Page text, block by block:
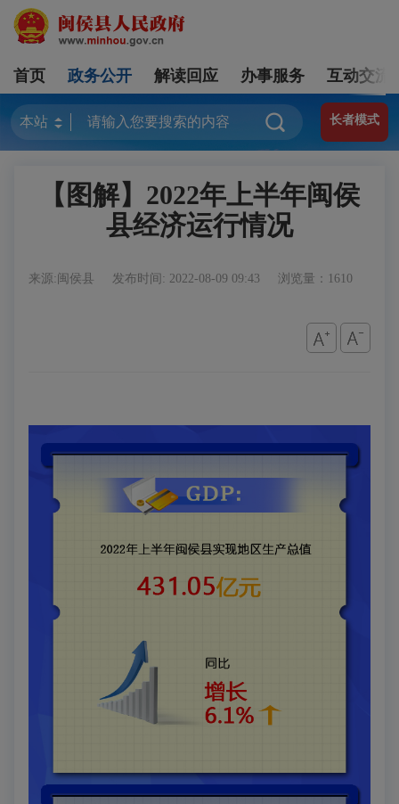
首页 政务公开 解读回应 办事服务 互动交流
长者模式
【图解】2022年上半年闽侯
县经济运行情况
来源:闽侯县 发布时间: 2022-08-09 09:43 浏览量：1610